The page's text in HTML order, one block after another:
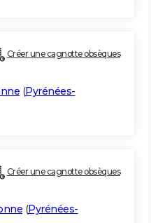
Créer une cagnotte obsèques
(Pyrénées-
Créer une cagnotte obsèques
(Pyrénées-